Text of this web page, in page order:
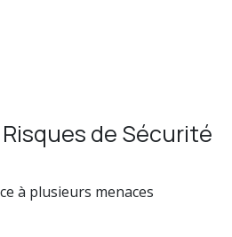
de Sécurité
à plusieurs menaces